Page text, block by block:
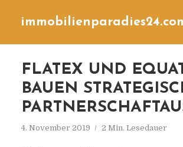
FLATEX UND
BAUEN
4. November 2019 2 Min. Lesedauer